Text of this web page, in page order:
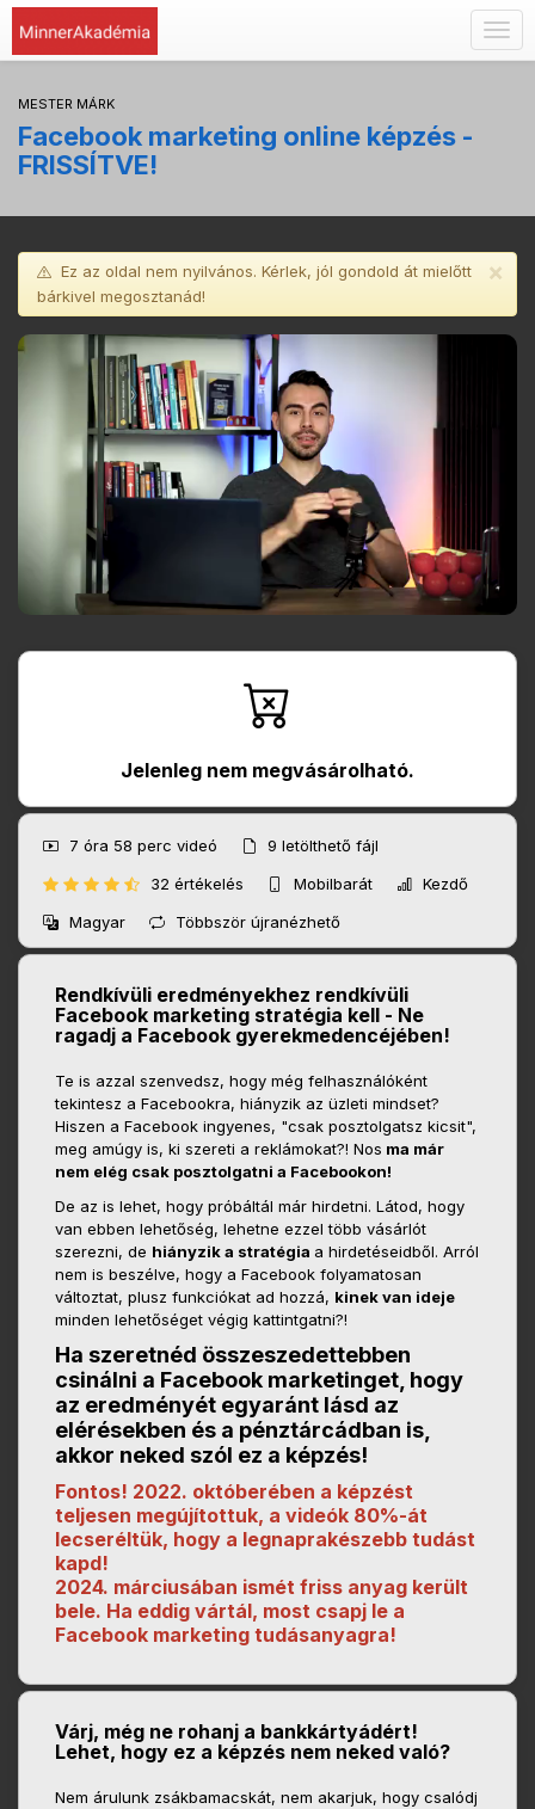
MESTER MÁRK
Facebook marketing online képzés -
FRISSÍTVE!
×
Ez az oldal nem nyilvános. Kérlek, jól gondold át mielőtt
bárkivel megosztanád!
Jelenleg nem megvásárolható.
7 óra 58 perc videó 9 letölthető fájl
32 értékelés
Mobilbarát
Kezdő
Magyar
Többször újranézhető
Rendkívüli eredményekhez rendkívüli
Facebook marketing stratégia kell - Ne
ragadj a Facebook gyerekmedencéjében!
Te is azzal szenvedsz, hogy még felhasználóként
tekintesz a Facebookra, hiányzik az üzleti mindset?
Hiszen a Facebook ingyenes, "csak posztolgatsz kicsit",
meg amúgy is, ki szereti a reklámokat?! Nos ma már
nem elég csak posztolgatni a Facebookon!
De az is lehet, hogy próbáltál már hirdetni. Látod, hogy
van ebben lehetőség, lehetne ezzel több vásárlót
szerezni, de hiányzik a stratégia a hirdetéseidből. Arról
nem is beszélve, hogy a Facebook folyamatosan
változtat, plusz funkciókat ad hozzá, kinek van ideje
minden lehetőséget végig kattintgatni?!
Ha szeretnéd összeszedettebben
csinálni a Facebook marketinget, hogy
az eredményét egyaránt lásd az
elérésekben és a pénztárcádban is,
akkor neked szól ez a képzés!
Fontos! 2022. októberében a képzést
teljesen megújítottuk, a videók 80%-át
lecseréltük, hogy a legnaprakészebb tudást
kapd!
2024. márciusában ismét friss anyag került
bele. Ha eddig vártál, most csapj le a
Facebook marketing tudásanyagra!
Várj, még ne rohanj a bankkártyádért!
Lehet, hogy ez a képzés nem neked való?
Nem árulunk zsákbamacskát, nem akarjuk, hogy csalódj